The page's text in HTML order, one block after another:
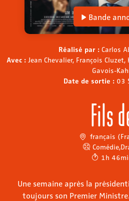
Bande
Réalisé par : Carlos
Avec : Jean Chevalier, François
Gavois-
Date de sortie : 03
Fils
français
Comédie,
1h
Une semaine après la
toujours son Premier